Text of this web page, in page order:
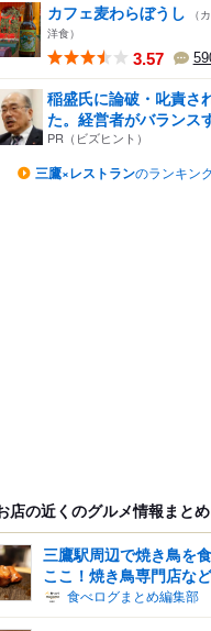
カフェ麦わらぼうし
（
洋食）
3.57
稲盛氏に論破・叱責さ
た。経営者がバランス
つ...
PR（ビズヒント）
三鷹×レストランのランキン
店の近くのグルメ情報まとめ
三鷹駅周辺で焼き鳥を
ここ！焼き鳥専門店な
食べログまとめ編集部